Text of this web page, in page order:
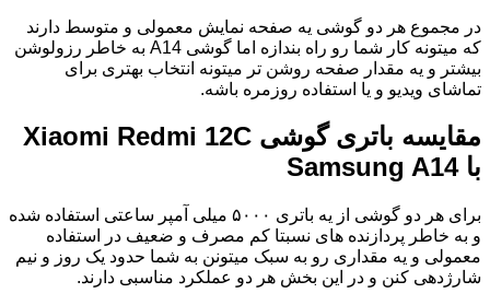
در مجموع هر دو گوشی یه صفحه نمایش معمولی و متوسط دارند
که میتونه کار شما رو راه بندازه اما گوشی A14 به خاطر رزولوشن
بیشتر و یه مقدار صفحه روشن تر میتونه انتخاب بهتری برای
تماشای ویدیو و یا استفاده روزمره باشه.
مقایسه باتری گوشی Xiaomi Redmi 12C
با Samsung A14
برای هر دو گوشی از یه باتری ۵۰۰۰ میلی آمپر ساعتی استفاده شده
و به خاطر پردازنده های نسبتا کم مصرف و ضعیف در استفاده
معمولی و یه مقداری رو به سبک میتونن به شما حدود یک روز و نیم
شارژدهی کنن و در این بخش هر دو عملکرد مناسبی دارند.